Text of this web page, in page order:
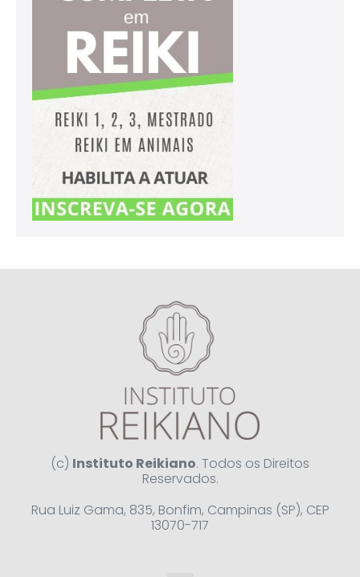
(c) Instituto Reikiano. Todos os Direitos
Reservados.
Rua Luiz Gama, 835, Bonfim, Campinas (SP), CEP
13070-717